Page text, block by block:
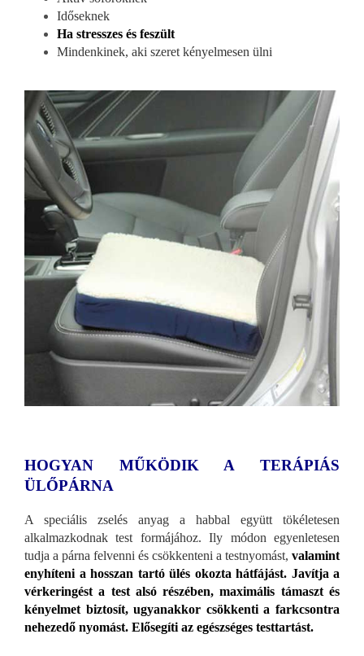
Időseknek
Ha stresszes és feszült
Mindenkinek, aki szeret kényelmesen ülni
HOGYAN MŰKÖDIK A TERÁPIÁS
ÜLŐPÁRNA
A speciális zselés anyag a habbal együtt tökéletesen
alkalmazkodnak test formájához. Ily módon egyenletesen
tudja a párna felvenni és csökkenteni a testnyomást, valamint
enyhíteni a hosszan tartó ülés okozta hátfájást. Javítja a
vérkeringést a test alsó részében, maximális támaszt és
kényelmet biztosít, ugyanakkor csökkenti a farkcsontra
nehezedő nyomást. Elősegíti az egészséges testtartást.